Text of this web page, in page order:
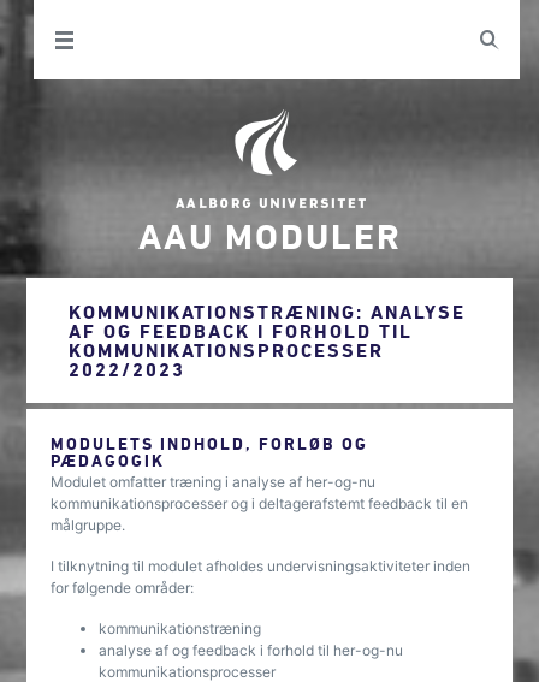
AAU MODULER
KOMMUNIKATIONSTRÆNING: ANALYSE
AF OG FEEDBACK I FORHOLD TIL
KOMMUNIKATIONSPROCESSER
2022/2023
MODULETS INDHOLD, FORLØB OG
PÆDAGOGIK
Modulet omfatter træning i analyse af her-og-nu
kommunikationsprocesser og i deltagerafstemt feedback til en
målgruppe.
I tilknytning til modulet afholdes undervisningsaktiviteter inden
for følgende områder:
kommunikationstræning
analyse af og feedback i forhold til her-og-nu
kommunikationsprocesser